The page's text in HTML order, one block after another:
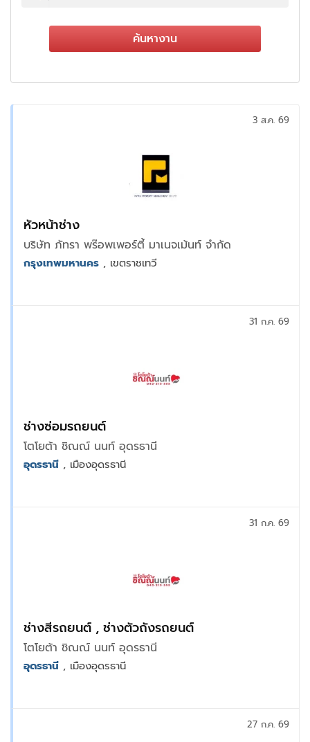
ค้นหางาน
หัวหน้าช่าง
บริษัท ภัทรา พร๊อพเพอร์ตี้ มาเนจเม้นท์ จำกัด
3 ส.ค. 69
กรุงเทพมหานคร , เขตราชเทวี
ช่างซ่อมรถยนต์
โตโยต้า ชิณณ์ นนท์ อุดรธานี
31 ก.ค. 69
อุดรธานี , เมืองอุดรธานี
ช่างสีรถยนต์ , ช่างตัวถังรถยนต์
โตโยต้า ชิณณ์ นนท์ อุดรธานี
31 ก.ค. 69
อุดรธานี , เมืองอุดรธานี
27 ก.ค. 69